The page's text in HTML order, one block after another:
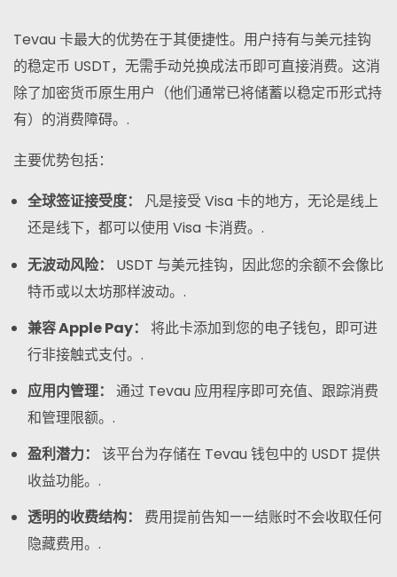
Tevau 卡最大的优势在于其便捷性。用户持有与美元挂钩
的稳定币 USDT，无需手动兑换成法币即可直接消费。这消
除了加密货币原生用户（他们通常已将储蓄以稳定币形式持
有）的消费障碍。.
主要优势包括：
全球签证接受度：
凡是接受 Visa 卡的地方，无论是线上
还是线下，都可以使用 Visa 卡消费。.
无波动风险：
USDT 与美元挂钩，因此您的余额不会像比
特币或以太坊那样波动。.
兼容 Apple Pay：
将此卡添加到您的电子钱包，即可进
行非接触式支付。.
应用内管理：
通过 Tevau 应用程序即可充值、跟踪消费
和管理限额。.
盈利潜力：
该平台为存储在 Tevau 钱包中的 USDT 提供
收益功能。.
透明的收费结构：
费用提前告知——结账时不会收取任何
隐藏费用。.